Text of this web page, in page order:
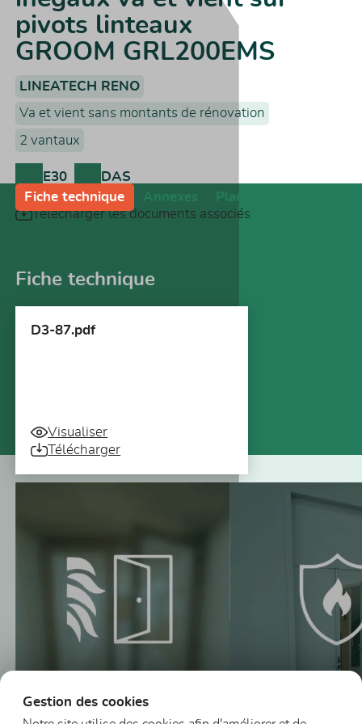
pivots linteaux
GROOM GRL200EMS
LINEATECH RENO
Va et vient sans montants de rénovation
2 vantaux
E30 DAS
Télécharger les documents associés
Fiche technique Annexes Plans
Fiche technique
D3-87.pdf
Visualiser
Télécharger
Gestion des cookies